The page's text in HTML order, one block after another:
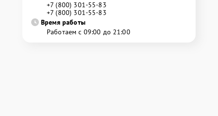
+7 (800) 301-55-83
+7 (800) 301-55-83
Время работы
Работаем с 09:00 до 21:00